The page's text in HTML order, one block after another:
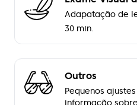
Adapatação de
30 min.
Outros
Pequenos
informação